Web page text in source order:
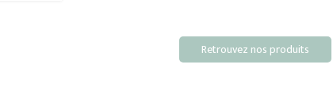
Retrouvez nos produits